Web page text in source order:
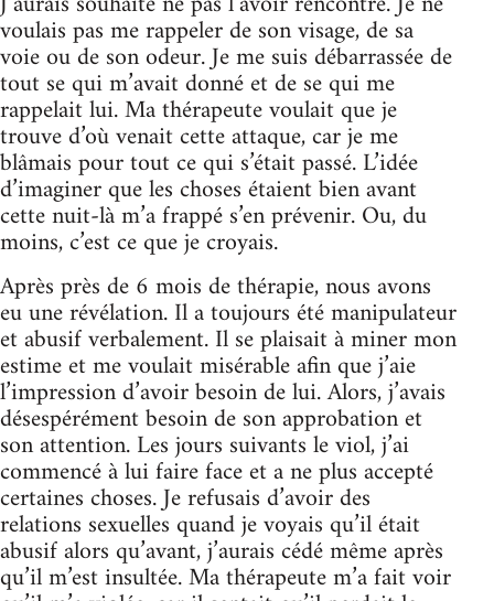
voulais pas me rappeler de son visage, de sa
voie ou de son odeur. Je me suis débarrassée de
tout se qui m’avait donné et de se qui me
rappelait lui. Ma thérapeute voulait que je
trouve d’où venait cette attaque, car je me
blâmais pour tout ce qui s’était passé. L’idée
d’imaginer que les choses étaient bien avant
cette nuit-là m’a frappé s’en prévenir. Ou, du
moins, c’est ce que je croyais.
Après près de 6 mois de thérapie, nous avons
eu une révélation. Il a toujours été manipulateur
et abusif verbalement. Il se plaisait à miner mon
estime et me voulait misérable afin que j’aie
l’impression d’avoir besoin de lui. Alors, j’avais
désespérément besoin de son approbation et
son attention. Les jours suivants le viol, j’ai
commencé à lui faire face et a ne plus accepté
certaines choses. Je refusais d’avoir des
relations sexuelles quand je voyais qu’il était
abusif alors qu’avant, j’aurais cédé même après
qu’il m’est insultée. Ma thérapeute m’a fait voir